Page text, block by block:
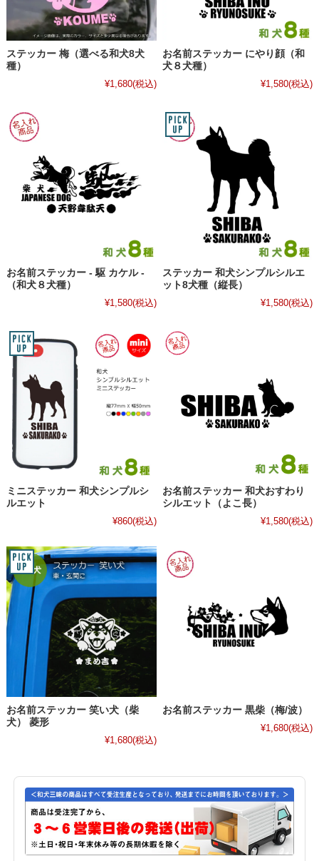
ステッカー 梅（選べる和犬8犬
種）
¥1,680(税込)
お名前ステッカー にやり顔（和
犬８犬種）
¥1,580(税込)
お名前ステッカー - 駆 カケル -
（和犬８犬種）
¥1,580(税込)
ステッカー 和犬シンプルシルエ
ット8犬種（縦長）
¥1,580(税込)
ミニステッカー 和犬シンプルシ
ルエット
¥860(税込)
お名前ステッカー 和犬おすわり
シルエット（よこ長）
¥1,580(税込)
お名前ステッカー 笑い犬（柴
犬） 菱形
¥1,680(税込)
お名前ステッカー 黒柴（梅/波）
¥1,680(税込)